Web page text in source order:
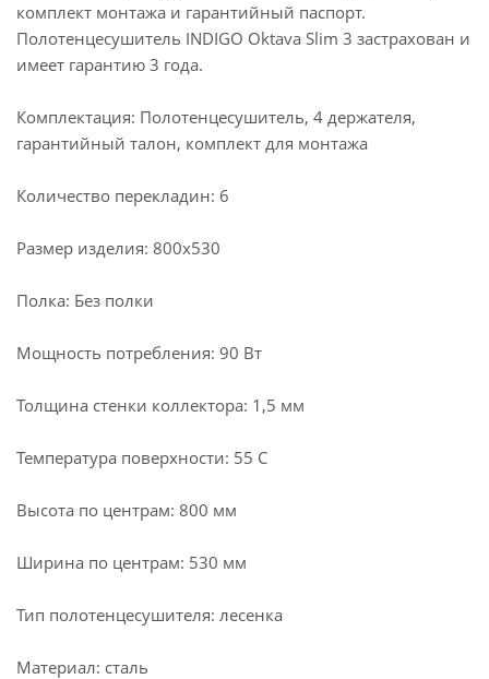
комплект монтажа и гарантийный паспорт.
Полотенцесушитель INDIGO Oktava Slim 3 застрахован и
имеет гарантию 3 года.
Комплектация: Полотенцесушитель, 4 держателя,
гарантийный талон, комплект для монтажа
Количество перекладин: 6
Размер изделия: 800х530
Полка: Без полки
Мощность потребления: 90 Вт
Толщина стенки коллектора: 1,5 мм
Температура поверхности: 55 С
Высота по центрам: 800 мм
Ширина по центрам: 530 мм
Тип полотенцесушителя: лесенка
Материал: сталь